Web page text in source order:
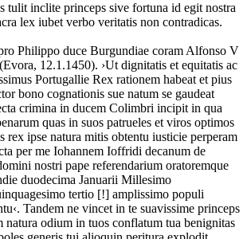
tulit inclite princeps sive fortuna id egit nostra
lex iubet verbo veritatis non contradicas.
Philippo duce Burgundiae coram Alfonso V
(Evora, 12.1.1450). ›Ut dignitatis et equitatis ac
Portugallie Rex rationem habeat et pius
bono cognationis sue natum se gaudeat
crimina in ducem Colimbri incipit in qua
quas in suos patrueles et viros optimos
rex ipse natura mitis obtentu iusticie perperam
per me Iohannem Ioffridi decanum de
nostri pape referendarium oratoremque
duodecima Januarii Millesimo
tertio [!] amplissimo populi
‹. Tandem ne vincet in te suavissime princeps
natura odium in tuos conflatum tua benignitas